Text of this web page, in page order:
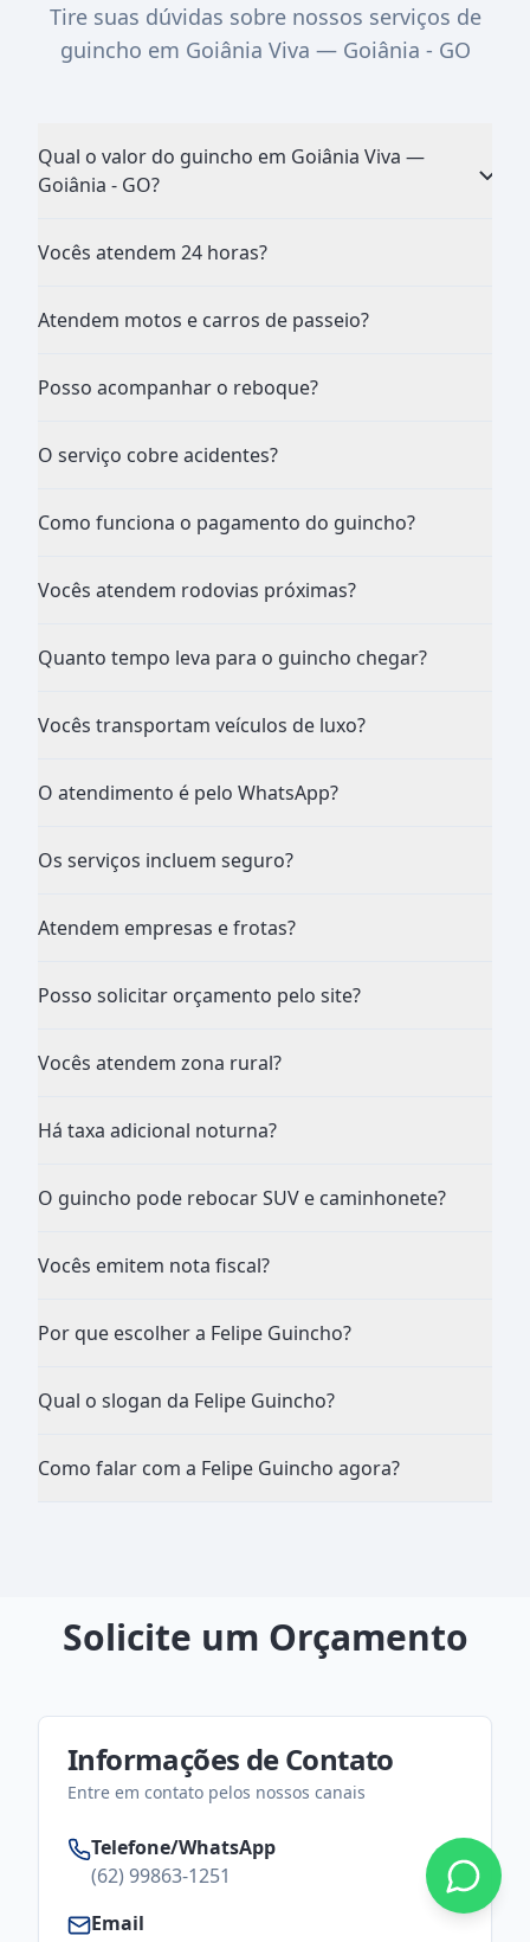
Tire suas dúvidas sobre nossos serviços de
guincho em Goiânia Viva — Goiânia - GO
Qual o valor do guincho em Goiânia Viva —
Goiânia - GO?
Vocês atendem 24 horas?
Atendem motos e carros de passeio?
Posso acompanhar o reboque?
O serviço cobre acidentes?
Como funciona o pagamento do guincho?
Vocês atendem rodovias próximas?
Quanto tempo leva para o guincho chegar?
Vocês transportam veículos de luxo?
O atendimento é pelo WhatsApp?
Os serviços incluem seguro?
Atendem empresas e frotas?
Posso solicitar orçamento pelo site?
Vocês atendem zona rural?
Há taxa adicional noturna?
O guincho pode rebocar SUV e caminhonete?
Vocês emitem nota fiscal?
Por que escolher a Felipe Guincho?
Qual o slogan da Felipe Guincho?
Como falar com a Felipe Guincho agora?
Solicite um Orçamento
Informações de Contato
Entre em contato pelos nossos canais
Telefone/WhatsApp
(62) 99863-1251
Email